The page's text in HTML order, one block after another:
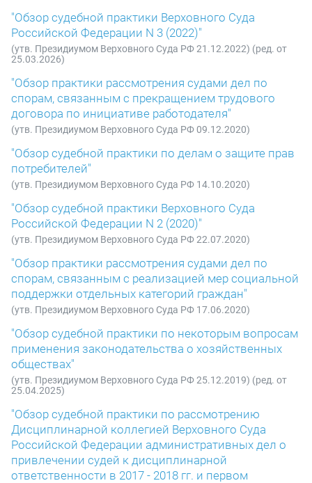
"Обзор судебной практики Верховного Суда
Российской Федерации N 3 (2022)"
(утв. Президиумом Верховного Суда РФ 21.12.2022) (ред. от
25.03.2026)
"Обзор практики рассмотрения судами дел по
спорам, связанным с прекращением трудового
договора по инициативе работодателя"
(утв. Президиумом Верховного Суда РФ 09.12.2020)
"Обзор судебной практики по делам о защите прав
потребителей"
(утв. Президиумом Верховного Суда РФ 14.10.2020)
"Обзор судебной практики Верховного Суда
Российской Федерации N 2 (2020)"
(утв. Президиумом Верховного Суда РФ 22.07.2020)
"Обзор практики рассмотрения судами дел по
спорам, связанным с реализацией мер социальной
поддержки отдельных категорий граждан"
(утв. Президиумом Верховного Суда РФ 17.06.2020)
"Обзор судебной практики по некоторым вопросам
применения законодательства о хозяйственных
обществах"
(утв. Президиумом Верховного Суда РФ 25.12.2019) (ред. от
25.04.2025)
"Обзор судебной практики по рассмотрению
Дисциплинарной коллегией Верховного Суда
Российской Федерации административных дел о
привлечении судей к дисциплинарной
ответственности в 2017 - 2018 гг. и первом